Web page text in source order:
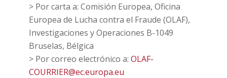
> Por carta a: Comisión Europea, Oficina
Europea de Lucha contra el Fraude (OLAF),
Investigaciones y Operaciones B-1049
Bruselas, Bélgica
> Por correo electrónico a: OLAF-
COURRIER@ec.europa.eu